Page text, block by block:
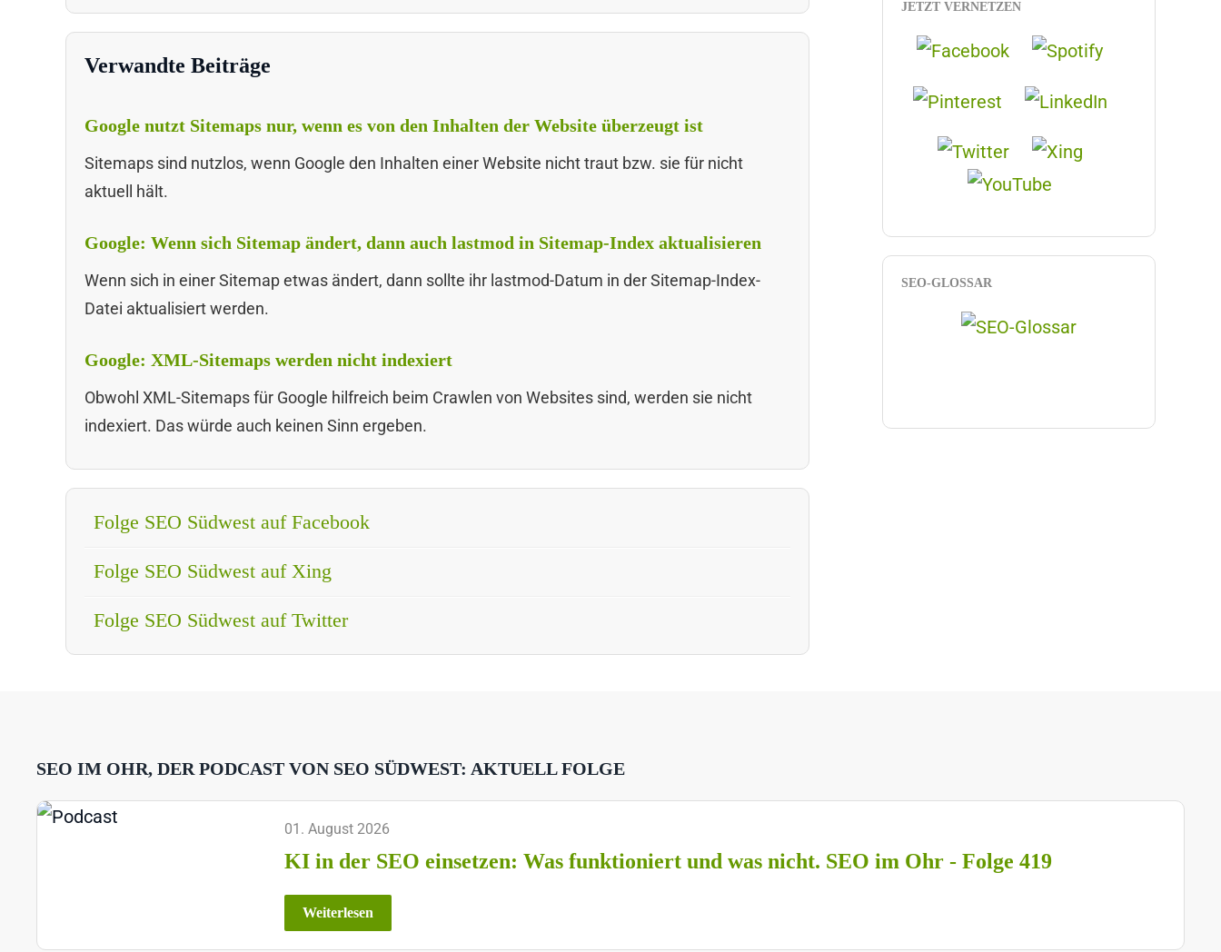
Verwandte Beiträge
Google nutzt Sitemaps nur, wenn es von den Inhalten der Website überzeugt ist
Sitemaps sind nutzlos, wenn Google den Inhalten einer Website nicht traut bzw. sie für nicht
aktuell hält.
Google: Wenn sich Sitemap ändert, dann auch lastmod in Sitemap-Index aktualisieren
Wenn sich in einer Sitemap etwas ändert, dann sollte ihr lastmod-Datum in der Sitemap-Index-
Datei aktualisiert werden.
Google: XML-Sitemaps werden nicht indexiert
Obwohl XML-Sitemaps für Google hilfreich beim Crawlen von Websites sind, werden sie nicht
indexiert. Das würde auch keinen Sinn ergeben.
Folge SEO Südwest auf Facebook
Folge SEO Südwest auf Xing
Folge SEO Südwest auf Twitter
JETZT VERNETZEN
SEO-GLOSSAR
SEO IM OHR, DER PODCAST VON SEO SÜDWEST: AKTUELL FOLGE
01. August 2026
KI in der SEO einsetzen: Was funktioniert und was nicht. SEO im Ohr - Folge 419
Weiterlesen